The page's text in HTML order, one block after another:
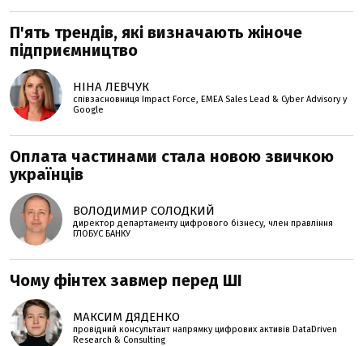
П'ять трендів, які визначають жіноче
підприємництво
НІНА ЛЕВЧУК
співзасновниця Impact Force, EMEA Sales Lead & Cyber Advisory у
Google
Оплата частинами стала новою звичкою
українців
ВОЛОДИМИР СОЛОДКИЙ
директор департаменту цифрового бізнесу, член правління
ГЛОБУС БАНКУ
Чому фінтех завмер перед ШІ
МАКСИМ ДЯДЕНКО
провідний консультант напрямку цифрових активів DataDriven
Research & Consulting